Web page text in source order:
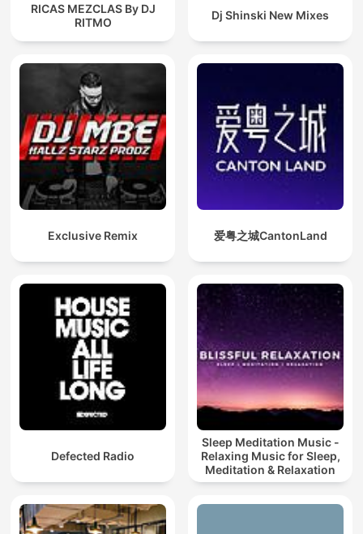
RICAS MEZCLAS By DJ
RITMO
Dj Shinski New Mixes
Exclusive Remix 爱粤之城CantonLand
Defected Radio
Sleep Meditation Music -
Relaxing Music for Sleep,
Meditation & Relaxation